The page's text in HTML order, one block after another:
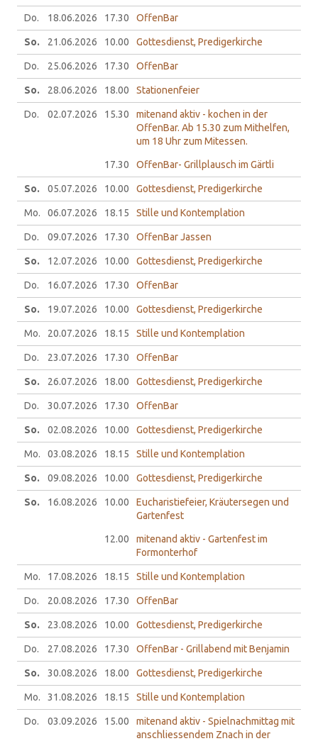
Do. 18.06.2026 17.30 OffenBar
So. 21.06.2026 10.00 Gottesdienst, Predigerkirche
Do. 25.06.2026 17.30 OffenBar
So. 28.06.2026 18.00 Stationenfeier
Do. 02.07.2026 15.30
mitenand aktiv - kochen in der
OffenBar. Ab 15.30 zum Mithelfen,
um 18 Uhr zum Mitessen.
17.30 OffenBar- Grillplausch im Gärtli
So. 05.07.2026 10.00 Gottesdienst, Predigerkirche
Mo. 06.07.2026 18.15 Stille und Kontemplation
Do. 09.07.2026 17.30 OffenBar Jassen
So. 12.07.2026 10.00 Gottesdienst, Predigerkirche
Do. 16.07.2026 17.30 OffenBar
So. 19.07.2026 10.00 Gottesdienst, Predigerkirche
Mo. 20.07.2026 18.15 Stille und Kontemplation
Do. 23.07.2026 17.30 OffenBar
So. 26.07.2026 18.00 Gottesdienst, Predigerkirche
Do. 30.07.2026 17.30 OffenBar
So. 02.08.2026 10.00 Gottesdienst, Predigerkirche
Mo. 03.08.2026 18.15 Stille und Kontemplation
So. 09.08.2026 10.00 Gottesdienst, Predigerkirche
So. 16.08.2026 10.00
Eucharistiefeier, Kräutersegen und
Gartenfest
12.00
mitenand aktiv - Gartenfest im
Formonterhof
Mo. 17.08.2026 18.15 Stille und Kontemplation
Do. 20.08.2026 17.30 OffenBar
So. 23.08.2026 10.00 Gottesdienst, Predigerkirche
Do. 27.08.2026 17.30 OffenBar - Grillabend mit Benjamin
So. 30.08.2026 18.00 Gottesdienst, Predigerkirche
Mo. 31.08.2026 18.15 Stille und Kontemplation
Do. 03.09.2026 15.00
mitenand aktiv - Spielnachmittag mit
anschliessendem Znach in der